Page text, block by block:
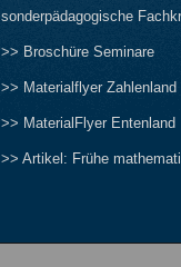
sonderpädagogische
>> Broschüre Seminare
>> Materialflyer Zahlenland
>> MaterialFlyer Entenland
>> Artikel: Frühe